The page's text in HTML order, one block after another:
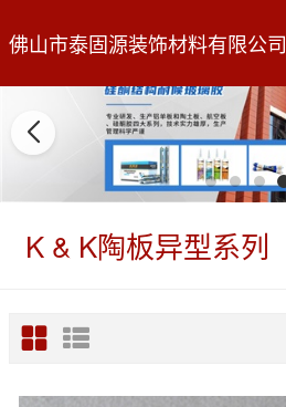
佛山市泰固源装饰材料有限公司
K & K陶板异型系列